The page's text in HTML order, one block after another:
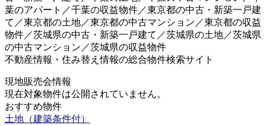
葉のアパート／千葉の収益物件／東京都の中古・新築一戸建
て／東京都の土地／東京都の中古マンション／東京都の収益
物件／茨城県の中古・新築一戸建て／茨城県の土地／茨城県
の中古マンション／茨城県の収益物件
不動産情報・住み替え情報の総合物件検索サイト
現地販売会情報
現在対象物件は公開されていません。
おすすめ物件
土地（建築条件付）